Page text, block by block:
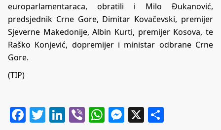
europarlamentaraca, obratili i Milo Đukanović,
predsjednik Crne Gore, Dimitar Kovačevski, premijer
Sjeverne Makedonije, Albin Kurti, premijer Kosova, te
Raško Konjević, dopremijer i ministar odbrane Crne
Gore.
(TIP)
Facebook
Twitter
LinkedIn
ViberWhatsApp
Messenger
X